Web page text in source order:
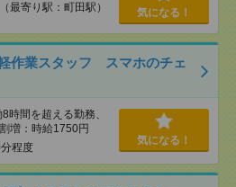
最寄り駅：町田駅） 気になる！
軽作業スタッフ スマホのチェ
間を超える勤務、
増：時給1750円
程度
気になる！